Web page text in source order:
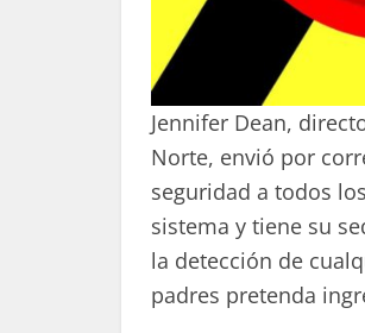
Jennifer Dean,
Norte, envió por
seguridad a todos
sistema y tiene su
la detección de
padres pretenda